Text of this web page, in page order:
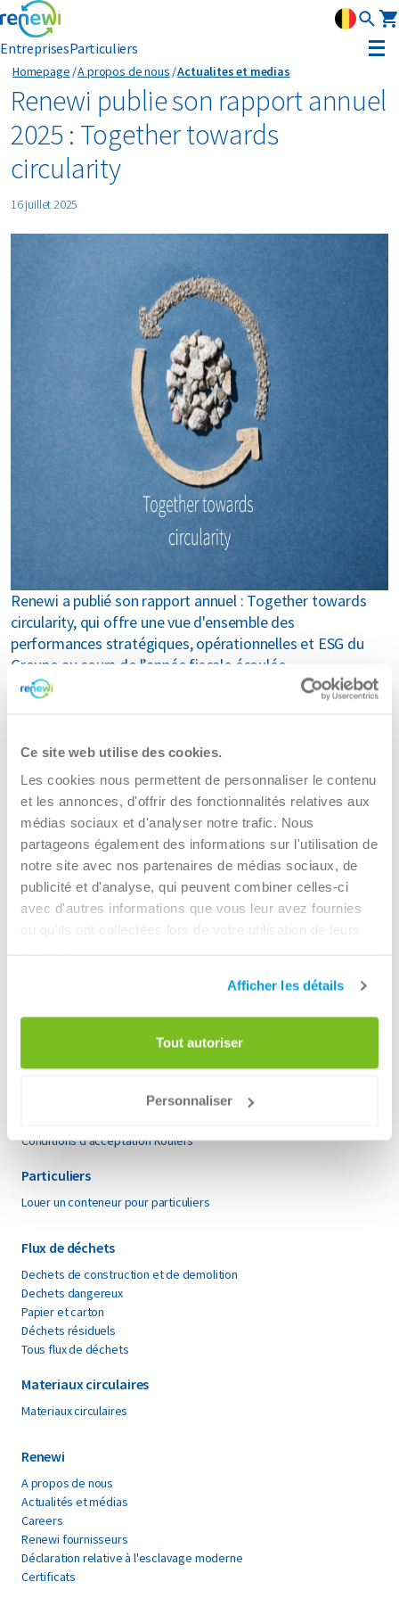
Ce site web utilise des cookies.
Les cookies nous permettent de personnaliser le contenu
et les annonces, d'offrir des fonctionnalités relatives aux
médias sociaux et d'analyser notre trafic. Nous
partageons également des informations sur l'utilisation de
notre site avec nos partenaires de médias sociaux, de
publicité et d'analyse, qui peuvent combiner celles-ci
avec d'autres informations que vous leur avez fournies
ou qu'ils ont collectées lors de votre utilisation de leurs
Afficher les détails
Tout autoriser
Personnaliser
EntreprisesParticuliers
Stratégie
Strategie
Nos divisions
Innovation
Durabilite
Durabilite
Leadership
Homepage A propos de nous Actualites et medias
Renewi publie son rapport annuel
2025 : Together towards
circularity
16 juillet 2025
Renewi a publié son rapport annuel : Together towards
circularity, qui offre une vue d'ensemble des
performances stratégiques, opérationnelles et ESG du
Groupe au cours de l’année fiscale écoulée.
Ce rapport souligne l'engagement de Renewi en faveur de
comment nous donnons, en tant qu'entreprise leader
dans la valorisation des déchets, une nouvelle vie aux
matériaux usagés.
Pour en savoir plus sur les réalisations de Renewi et
obtenir d'autres informations, nous vous invitons à
télécharger le rapport annuel
et à vous laisser inspirer
pour progresser ensemble dans la circularité.
Entreprises
Louer un conteneur pour Entreprises
Collecte des déchets
Conditions d'acceptation Roulers
Particuliers
Louer un conteneur pour particuliers
Flux de déchets
Dechets de construction et de demolition
Dechets dangereux
Papier et carton
Déchets résiduels
Tous flux de déchets
Materiaux circulaires
Materiaux circulaires
Renewi
A propos de nous
Actualités et médias
Careers
Renewi fournisseurs
Déclaration relative à l'esclavage moderne
Certificats